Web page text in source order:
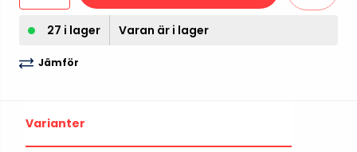
27 i lager Varan är i lager
Jämför
Varianter